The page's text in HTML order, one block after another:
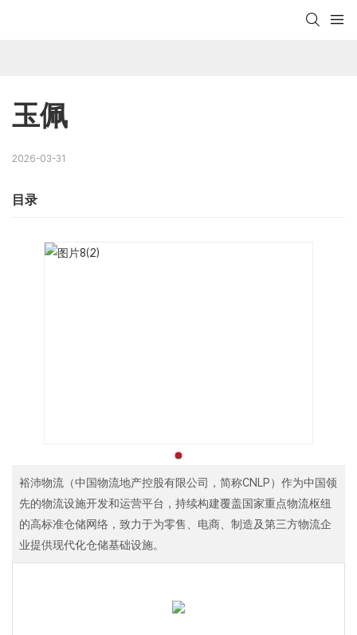
玉佩
2026-03-31
目录
裕沛物流（中国物流地产控股有限公司，简称CNLP）作为中国领
先的物流设施开发和运营平台，持续构建覆盖国家重点物流枢纽
的高标准仓储网络，致力于为零售、电商、制造及第三方物流企
业提供现代化仓储基础设施。